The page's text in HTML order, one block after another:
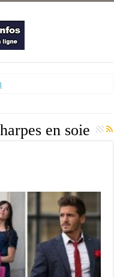
en soie